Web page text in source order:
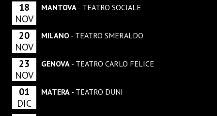
18
NOV
MANTOVA - TEATRO SOCIALE
20
NOV
MILANO - TEATRO SMERALDO
23
NOV
GENOVA - TEATRO CARLO FELICE
01
DIC
MATERA - TEATRO DUNI